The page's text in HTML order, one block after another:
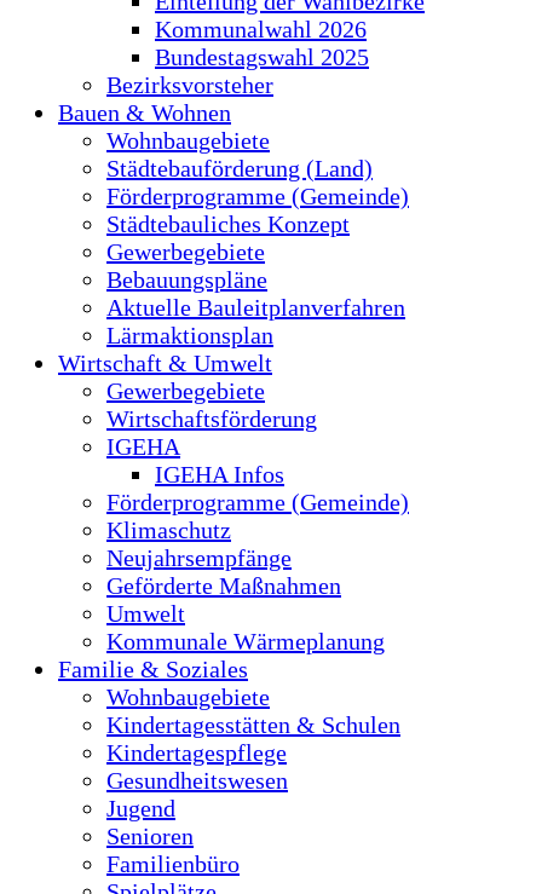
Kommunalwahl 2026
Bundestagswahl 2025
Bezirksvorsteher
Bauen & Wohnen
Wohnbaugebiete
Städtebauförderung (Land)
Förderprogramme (Gemeinde)
Städtebauliches Konzept
Gewerbegebiete
Bebauungspläne
Aktuelle Bauleitplanverfahren
Lärmaktionsplan
Wirtschaft & Umwelt
Gewerbegebiete
Wirtschaftsförderung
IGEHA
IGEHA Infos
Förderprogramme (Gemeinde)
Klimaschutz
Neujahrsempfänge
Geförderte Maßnahmen
Umwelt
Kommunale Wärmeplanung
Familie & Soziales
Wohnbaugebiete
Kindertagesstätten & Schulen
Kindertagespflege
Gesundheitswesen
Jugend
Senioren
Familienbüro